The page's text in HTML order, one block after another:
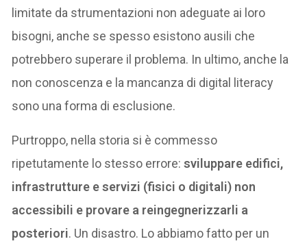
limitate da strumentazioni non adeguate ai loro
bisogni, anche se spesso esistono ausili che
potrebbero superare il problema. In ultimo, anche la
non conoscenza e la mancanza di digital literacy
sono una forma di esclusione.
Purtroppo, nella storia si è commesso
ripetutamente lo stesso errore:sviluppare edifici,
infrastrutture e servizi (fisici o digitali) non
accessibili e provare a reingegnerizzarli a
posteriori. Un disastro. Lo abbiamo fatto per un